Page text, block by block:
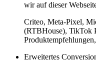
wir auf dieser
Criteo, Meta-Pixel,
(RTBHouse), TikTok
Erweitertes